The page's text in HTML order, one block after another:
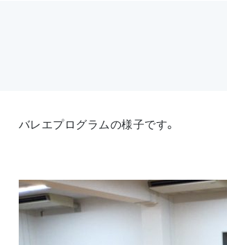
バレエプログラムの様子です。